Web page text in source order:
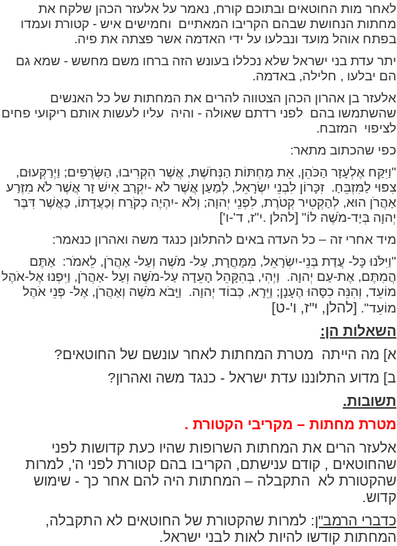
לאחר מות החוטאים ובתוכם קורח, נאמר על אלעזר הכהן שלקח את
מחתות הנחושת שבהם הקריבו המאתיים וחמישים איש - קטורת ועמדו
בפתח אוהל מועד ונבלעו על ידי האדמה אשר פצתה את פיה.
יתר עדת בני ישראל שלא נכללו בעונש הזה ברחו משם מחשש - שמא גם
הם יבלעו , חלילה, באדמה.
אלעזר בן אהרון הכהן הצטווה להרים את המחתות של כל האנשים
שהשתמשו בהם לפני רדתם שאולה - והיה עליו לעשות אותם ריקועי פחים
לציפוי המזבח.
כפי שהכתוב מתאר:
"וַיִּקַּח אֶלְעָזָר הַכֹּהֵן, אֵת מַחְתּוֹת הַנְּחֹשֶׁת, אֲשֶׁר הִקְרִיבוּ, הַשְּׂרֻפִים; וַיְרַקְּעוּם,
צִפּוּי לַמִּזְבֵּחַ. זִכָּרוֹן לִבְנֵי יִשְׂרָאֵל, לְמַעַן אֲשֶׁר לֹא -יִקְרַב אִישׁ זָר אֲשֶׁר לֹא מִזֶּרַע
אַהֲרֹן הוּא, לְהַקְטִיר קְטֹרֶת, לִפְנֵי יְהוָה; וְלֹא -יִהְיֶה כְקֹרַח וְכַעֲדָתוֹ, כַּאֲשֶׁר דִּבֶּר
יְהוָה בְּיַד-מֹשֶׁה לוֹ" [להלן .י"ז, ד'-ו']
מיד אחרי זה – כל העדה באים להתלונן כנגד משה ואהרון כנאמר:
"וַיִּלֹּנוּ כָּל- עֲדַת בְּנֵי-יִשְׂרָאֵל, מִמָּחֳרָת, עַל- מֹשֶׁה וְעַל- אַהֲרֹן, לֵאמֹר: אַתֶּם
הֲמִתֶּם, אֶת-עַם יְהוָה. וַיְהִי, בְּהִקָּהֵל הָעֵדָה עַל-מֹשֶׁה וְעַל -אַהֲרֹן, וַיִּפְנוּ אֶל-אֹהֶל
מוֹעֵד, וְהִנֵּה כִסָּהוּ הֶעָנָן; וַיֵּרָא, כְּבוֹד יְהוָה. וַיָּבֹא מֹשֶׁה וְאַהֲרֹן, אֶל- פְּנֵי אֹהֶל
מוֹעֵד". [להלן, י"ז, ו'-ט]
השאלות הן:
א] מה הייתה מטרת המחתות לאחר עונשם של החוטאים?
ב] מדוע התלוננו עדת ישראל - כנגד משה ואהרון?
תשובות.
מטרת מחתות – מקריבי הקטורת .
אלעזר הרים את המחתות השרופות שהיו כעת קדושות לפני
שהחוטאים , קודם ענישתם, הקריבו בהם קטורת לפני ה', למרות
שהקטורת לא התקבלה – המחתות היה להם אחר כך - שימוש
קדוש.
כדברי הרמב"ן: למרות שהקטורת של החוטאים לא התקבלה,
המחתות קודשו להיות לאות לבני ישראל.